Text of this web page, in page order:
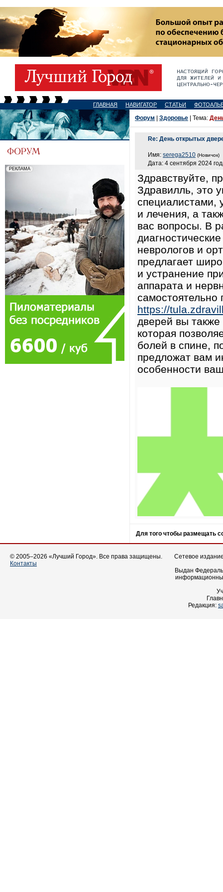
ГЛАВНАЯ НАВИГАТОР СТАТЬИ
Форум Здоровье | Тема:
Re: День открытых
Имя: serega2510 (Новичок)
Дата: 4 сентября 2024
Здравствуйте,
Здравилль, это
специалистами,
и лечения, а
вас вопросы. В
неврологов и
предлагает
и устранение
аппарата и
самостоятельно
https://
дверей вы также
которая
болей в спине,
предложат вам
особенности
Для того чтобы размещать
© 2005–2026 «Лучший Город». Все права защищены.
Контакты
Сетевое
Выдан
Редакция: